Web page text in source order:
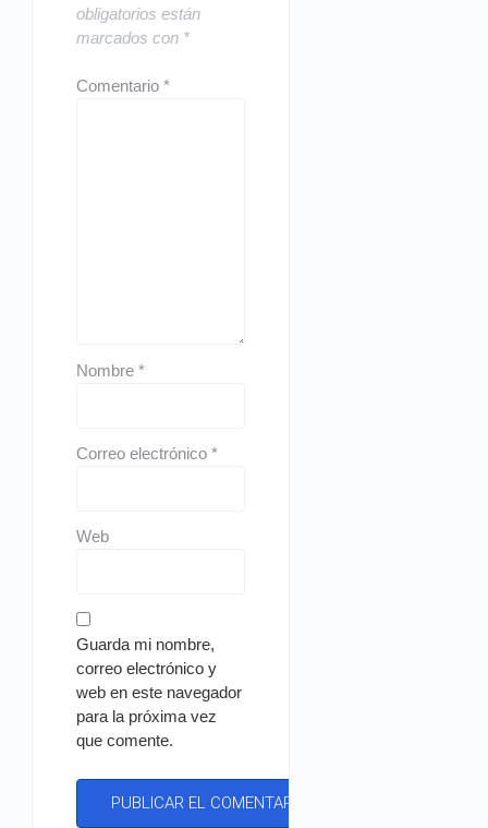
obligatorios están
marcados con *
Comentario*
Nombre*
Correo electrónico*
Web
Guarda mi nombre,
correo electrónico y
web en este navegador
para la próxima vez
que comente.